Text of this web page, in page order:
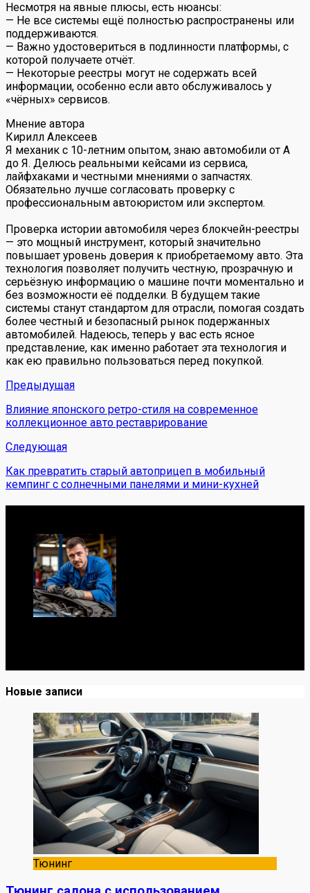
Несмотря на явные плюсы, есть нюансы:
— Не все системы ещё полностью распространены или
поддерживаются.
— Важно удостовериться в подлинности платформы, с
которой получаете отчёт.
— Некоторые реестры могут не содержать всей
информации, особенно если авто обслуживалось у
«чёрных» сервисов.
Мнение автора
Кирилл Алексеев
Я механик с 10-летним опытом, знаю автомобили от А
до Я. Делюсь реальными кейсами из сервиса,
лайфхаками и честными мнениями о запчастях.
Обязательно лучше согласовать проверку с
профессиональным автоюристом или экспертом.
Проверка истории автомобиля через блокчейн-реестры
— это мощный инструмент, который значительно
повышает уровень доверия к приобретаемому авто. Эта
технология позволяет получить честную, прозрачную и
серьёзную информацию о машине почти моментально и
без возможности её подделки. В будущем такие
системы станут стандартом для отрасли, помогая создать
более честный и безопасный рынок подержанных
автомобилей. Надеюсь, теперь у вас есть ясное
представление, как именно работает эта технология и
как ею правильно пользоваться перед покупкой.
Предыдущая
Влияние японского ретро-стиля на современное
коллекционное авто реставрирование
Следующая
Как превратить старый автоприцеп в мобильный
кемпинг с солнечными панелями и мини-кухней
Новые записи
Тюнинг